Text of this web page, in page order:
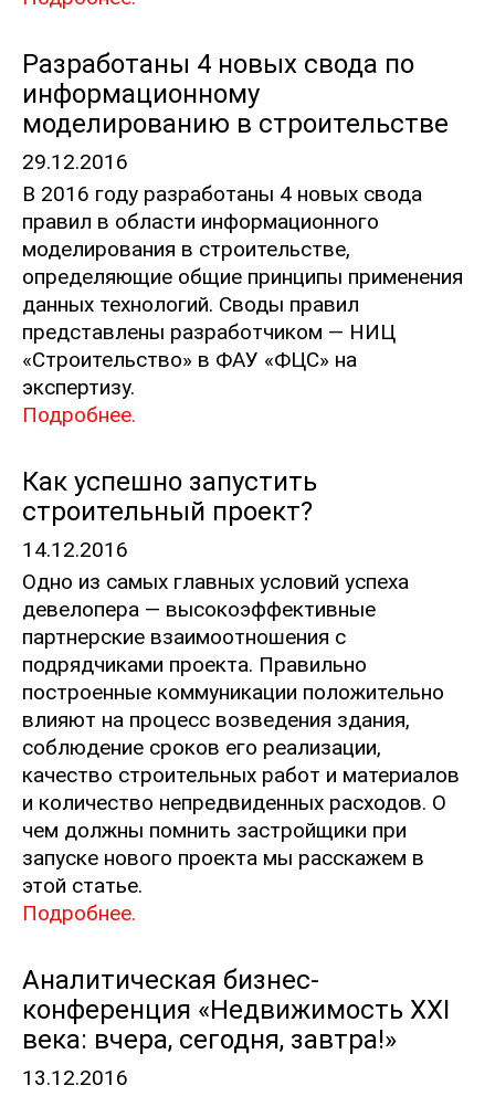
Разработаны 4 новых свода по
информационному
моделированию в строительстве
29.12.2016
В 2016 году разработаны 4 новых свода
правил в области информационного
моделирования в строительстве,
определяющие общие принципы применения
данных технологий. Своды правил
представлены разработчиком — НИЦ
«Строительство» в ФАУ «ФЦС» на
экспертизу.
Подробнее.
Как успешно запустить
строительный проект?
14.12.2016
Одно из самых главных условий успеха
девелопера — высокоэффективные
партнерские взаимоотношения с
подрядчиками проекта. Правильно
построенные коммуникации положительно
влияют на процесс возведения здания,
соблюдение сроков его реализации,
качество строительных работ и материалов
и количество непредвиденных расходов. О
чем должны помнить застройщики при
запуске нового проекта мы расскажем в
этой статье.
Подробнее.
Аналитическая бизнес-
конференция «Недвижимость XXI
века: вчера, сегодня, завтра!»
13.12.2016